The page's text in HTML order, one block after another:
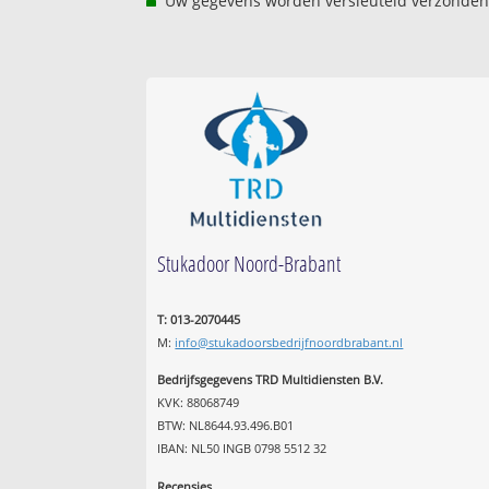
Stukadoor Noord-Brabant
T: 013-2070445
M: info@stukadoorsbedrijfnoordbrabant.nl
Bedrijfsgegevens TRD Multidiensten B.V.
KVK: 88068749
BTW: NL8644.93.496.B01
IBAN: NL50 INGB 0798 5512 32